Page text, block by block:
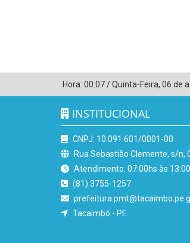
Hora: 00:07/Quinta-Feira, 06 de
INSTITUCIONAL
CNPJ: 10.091.601/0001-00
Rua Sebastião Clemente, s/n,
Atendimento: 07:00hs às
(81) 3755-1257
Tacaimbó - PE